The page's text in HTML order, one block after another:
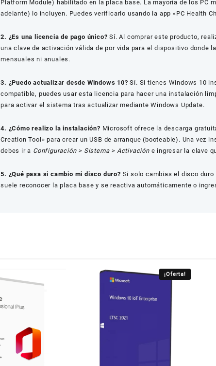
Platform Module) habilitado en la placa base. La mayoría de los PC
adelante) lo incluyen. Puedes verificarlo usando la app «PC Health
2. ¿Es una licencia de pago único? Sí. Al comprar este producto,
una clave de activación válida de por vida para el dispositivo donde
mensuales ni anuales.
3. ¿Puedo actualizar desde Windows 10? Sí. Si tienes Windows 10
compatible, puedes usar esta licencia para hacer una instalación
para activar el sistema tras actualizar mediante Windows Update.
4. ¿Cómo realizo la instalación? Microsoft ofrece la descarga
Creation Tool» para crear un USB de arranque (booteable). Una vez
debes ir a Configuración > Sistema > Activacióne ingresar la clave
5. ¿Qué pasa si cambio mi disco duro? Si solo cambias el disco
suele reconocer la placa base y se reactiva automáticamente o
¡Oferta!